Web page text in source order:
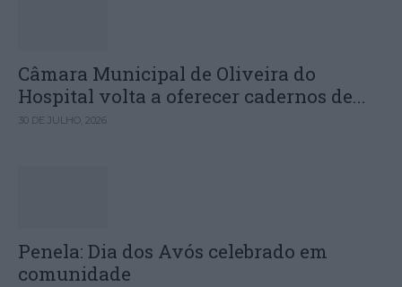
Câmara Municipal de Oliveira do
Hospital volta a oferecer cadernos de...
30 DE JULHO, 2026
Penela: Dia dos Avós celebrado em
comunidade